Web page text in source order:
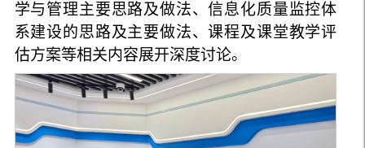
学与管理主要思路及做法、信息化质量监控体
系建设的思路及主要做法、课程及课堂教学评
估方案等相关内容展开深度讨论。